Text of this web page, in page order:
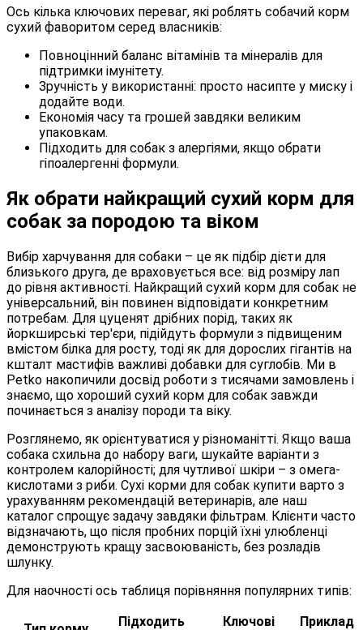
Ось кілька ключових переваг, які роблять собачий корм
сухий фаворитом серед власників:
Повноцінний баланс вітамінів та мінералів для
підтримки імунітету.
Зручність у використанні: просто насипте у миску і
додайте води.
Економія часу та грошей завдяки великим
упаковкам.
Підходить для собак з алергіями, якщо обрати
гіпоалергенні формули.
Як обрати найкращий сухий корм для
собак за породою та віком
Вибір харчування для собаки – це як підбір дієти для
близького друга, де враховується все: від розміру лап
до рівня активності. Найкращий сухий корм для собак не
універсальний, він повинен відповідати конкретним
потребам. Для цуценят дрібних порід, таких як
йоркширські тер'єри, підійдуть формули з підвищеним
вмістом білка для росту, тоді як для дорослих гігантів на
кшталт мастифів важливі добавки для суглобів. Ми в
Petko накопичили досвід роботи з тисячами замовлень і
знаємо, що хороший сухий корм для собак завжди
починається з аналізу породи та віку.
Розглянемо, як орієнтуватися у різноманітті. Якщо ваша
собака схильна до набору ваги, шукайте варіанти з
контролем калорійності; для чутливої шкіри – з омега-
кислотами з риби. Сухі корми для собак купити варто з
урахуванням рекомендацій ветеринарів, але наш
каталог спрощує задачу завдяки фільтрам. Клієнти часто
відзначають, що після пробних порцій їхні улюбленці
демонструють кращу засвоюваність, без розладів
шлунку.
Для наочності ось таблиця порівняння популярних типів:
Підходить
Ключові
Приклад